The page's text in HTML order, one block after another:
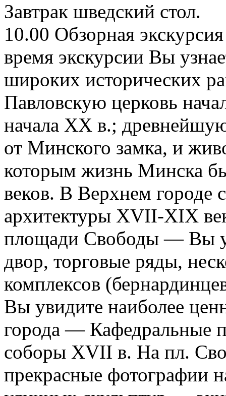
Завтрак шведский стол.
10.00 Обзорная
время экскурсии Вы
широких исторических
Павловскую церковь
начала ХХ в.;
от Минского замка, и
которым жизнь Минска
веков. В Верхнем городе
архитектуры XVII-XIX
площади Свободы — Вы
двор, торговые ряды,
комплексов
Вы увидите наиболее
города — Кафедральные
соборы ХVII в. На пл.
прекрасные фотографии